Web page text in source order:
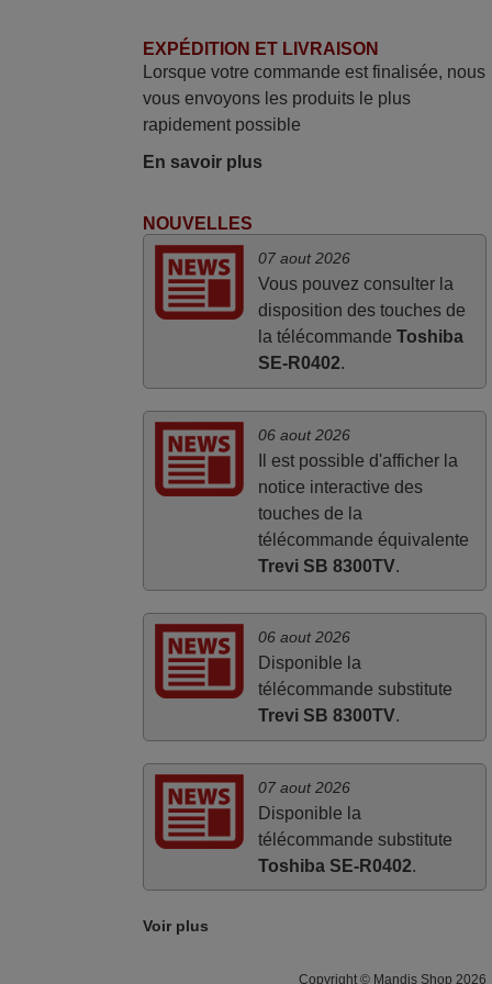
permet de connaître facilement la fonction
des différentes touches. De plus, elle est
directement utilisable moyennant
l'insertion des 2 piles fournies.
Super Service
Mario,
AUTRICHE
EXPÉDITION ET LIVRAISON
Lorsque votre commande est finalisée, nous
vous envoyons les produits le plus
rapidement possible
En savoir plus
NOUVELLES
07 aout 2026
Vous pouvez consulter la
disposition des touches de
la télécommande Toshiba
SE-R0402.
06 aout 2026
Il est possible d'afficher la
notice interactive des
touches de la
télécommande équivalente
Trevi SB 8300TV.
06 aout 2026
Disponible la
télécommande substitute
Trevi SB 8300TV.
07 aout 2026
Disponible la
télécommande substitute
Toshiba SE-R0402.
Voir plus
Copyright © Mandis Shop 2026